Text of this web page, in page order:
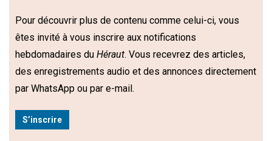
Pour découvrir plus de contenu comme celui-ci, vous
êtes invité à vous inscrire aux notifications
hebdomadaires du Héraut. Vous recevrez des articles,
des enregistrements audio et des annonces directement
par WhatsApp ou par e-mail.
S’inscrire